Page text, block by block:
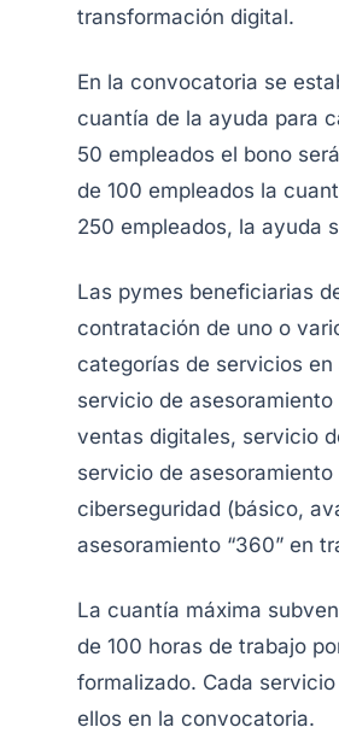
transformación digital.
En la convocatoria se
cuantía de la ayuda para
50 empleados el bono
de 100 empleados la
250 empleados, la ayuda
Las pymes beneficiarias
contratación de uno o
categorías de servicios
servicio de
ventas digitales, servicio
servicio de
ciberseguridad (básico,
asesoramiento “360” en
La cuantía máxima
de 100 horas de trabajo
formalizado. Cada
ellos en la convocatoria.